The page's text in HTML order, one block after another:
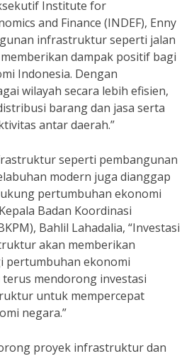
Institute for
and Finance (INDEF), Enny
infrastruktur seperti jalan
dampak positif bagi
Indonesia. Dengan
wilayah secara lebih efisien,
barang dan jasa serta
antar daerah.”
seperti pembangunan
modern juga dianggap
pertumbuhan ekonomi
Badan Koordinasi
Bahlil Lahadalia, “Investasi
akan memberikan
pertumbuhan ekonomi
mendorong investasi
untuk mempercepat
negara.”
proyek infrastruktur dan